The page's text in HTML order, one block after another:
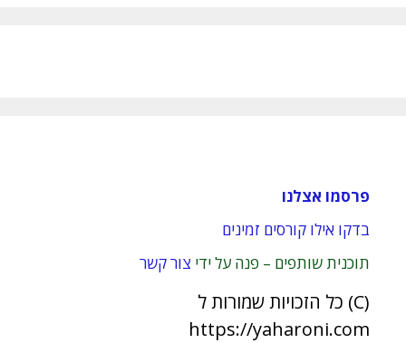
פרסמו אצלנו
בדקו אילו קורסים זמינים
תוכנית שותפים – פנה על ידי צור קשר
(C) כל הזכויות שמורות ל
https://yaharoni.com